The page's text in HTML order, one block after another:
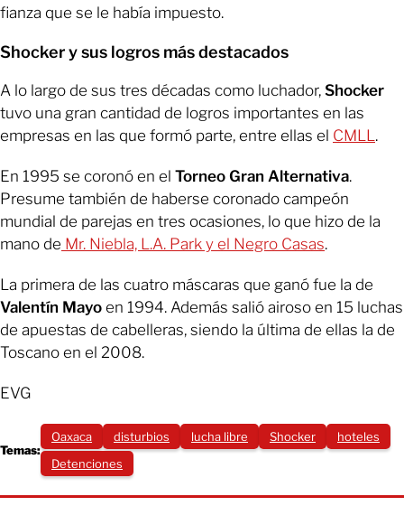
fianza que se le había impuesto.
Shocker y sus logros más destacados
A lo largo de sus tres décadas como luchador, Shocker
tuvo una gran cantidad de logros importantes en las
empresas en las que formó parte, entre ellas el CMLL.
En 1995 se coronó en el Torneo Gran Alternativa.
Presume también de haberse coronado campeón
mundial de parejas en tres ocasiones, lo que hizo de la
mano de Mr. Niebla, L.A. Park y el Negro Casas.
La primera de las cuatro máscaras que ganó fue la de
Valentín Mayo en 1994. Además salió airoso en 15 luchas
de apuestas de cabelleras, siendo la última de ellas la de
Toscano en el 2008.
EVG
Temas:
Oaxaca disturbios lucha libre Shocker
hoteles
Detenciones